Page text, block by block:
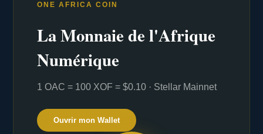
ONE AFRICA COIN
La Monnaie de l'Afrique
Numérique
1 OAC = 100 XOF = $0.10 · Stellar Mainnet
Ouvrir mon Wallet